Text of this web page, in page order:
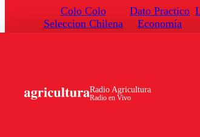
Radio Agricultura
Radio en Vivo
Colo Colo
Seleccion Chilena
Dato Practico
Economía